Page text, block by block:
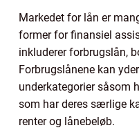
Markedet for lån er
former for finansiel
inkluderer forbrugslån,
Forbrugslånene kan
underkategorier såsom
som har deres særlige
renter og lånebeløb.